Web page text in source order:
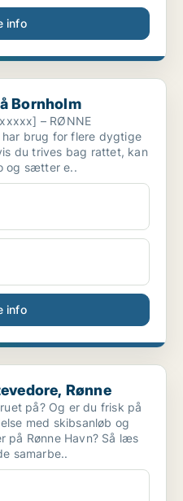
info
Bornholm
– RØNNE
brug for flere dygtige
du trives bag rattet, kan
og sætter e..
info
Rønne
på? Og er du frisk på
med skibsanløb og
på Rønne Havn? Så læs
samarbe..